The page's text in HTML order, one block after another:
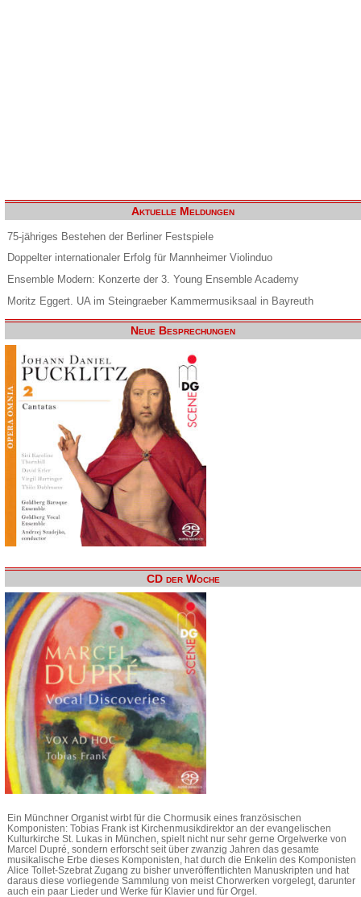
Aktuelle Meldungen
75-jähriges Bestehen der Berliner Festspiele
Doppelter internationaler Erfolg für Mannheimer Violinduo
Ensemble Modern: Konzerte der 3. Young Ensemble Academy
Moritz Eggert. UA im Steingraeber Kammermusiksaal in Bayreuth
Neue Besprechungen
CD der Woche
Ein Münchner Organist wirbt für die Chormusik eines französischen
Komponisten: Tobias Frank ist Kirchenmusikdirektor an der evangelischen
Kulturkirche St. Lukas in München, spielt nicht nur sehr gerne Orgelwerke von
Marcel Dupré, sondern erforscht seit über zwanzig Jahren das gesamte
musikalische Erbe dieses Komponisten, hat durch die Enkelin des Komponisten
Alice Tollet-Szebrat Zugang zu bisher unveröffentlichten Manuskripten und hat
daraus diese vorliegende Sammlung von meist Chorwerken vorgelegt, darunter
auch ein paar Lieder und Werke für Klavier und für Orgel.